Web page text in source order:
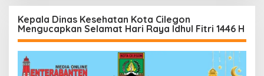
Kepala Dinas Kesehatan Kota Cilegon
Mengucapkan Selamat Hari Raya Idhul Fitri 1446 H